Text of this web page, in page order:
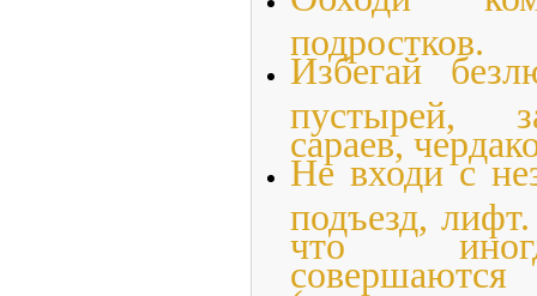
подростков.
Избегай
пустырей,
сараев,
Не входи с
подъезд,
что